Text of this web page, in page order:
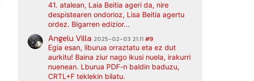
41. atalean, Laia Beitia ageri da, nire
despistearen ondorioz, Lisa Beitia agertu
ordez. Bigarren edizior...
Angelu Villa 2025-02-03 21:11 #9
Egia esan, liburua orraztatu eta ez dut
aurkitu! Baina ziur nago ikusi nuela, irakurri
nuenean. Lburua PDF-n baldin baduzu,
CRTL+F teklekin bilatu.